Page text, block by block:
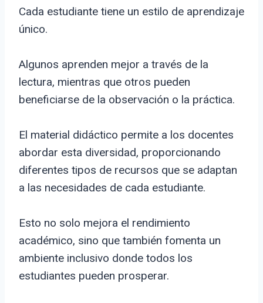
Cada estudiante tiene un estilo de aprendizaje
único.
Algunos aprenden mejor a través de la
lectura, mientras que otros pueden
beneficiarse de la observación o la práctica.
El material didáctico permite a los docentes
abordar esta diversidad, proporcionando
diferentes tipos de recursos que se adaptan
a las necesidades de cada estudiante.
Esto no solo mejora el rendimiento
académico, sino que también fomenta un
ambiente inclusivo donde todos los
estudiantes pueden prosperar.